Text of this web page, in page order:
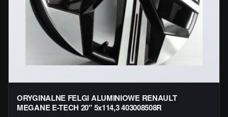
ORYGINALNE FELGI ALUMINIOWE RENAULT
MEGANE E-TECH 20" 5x114,3 403008508R